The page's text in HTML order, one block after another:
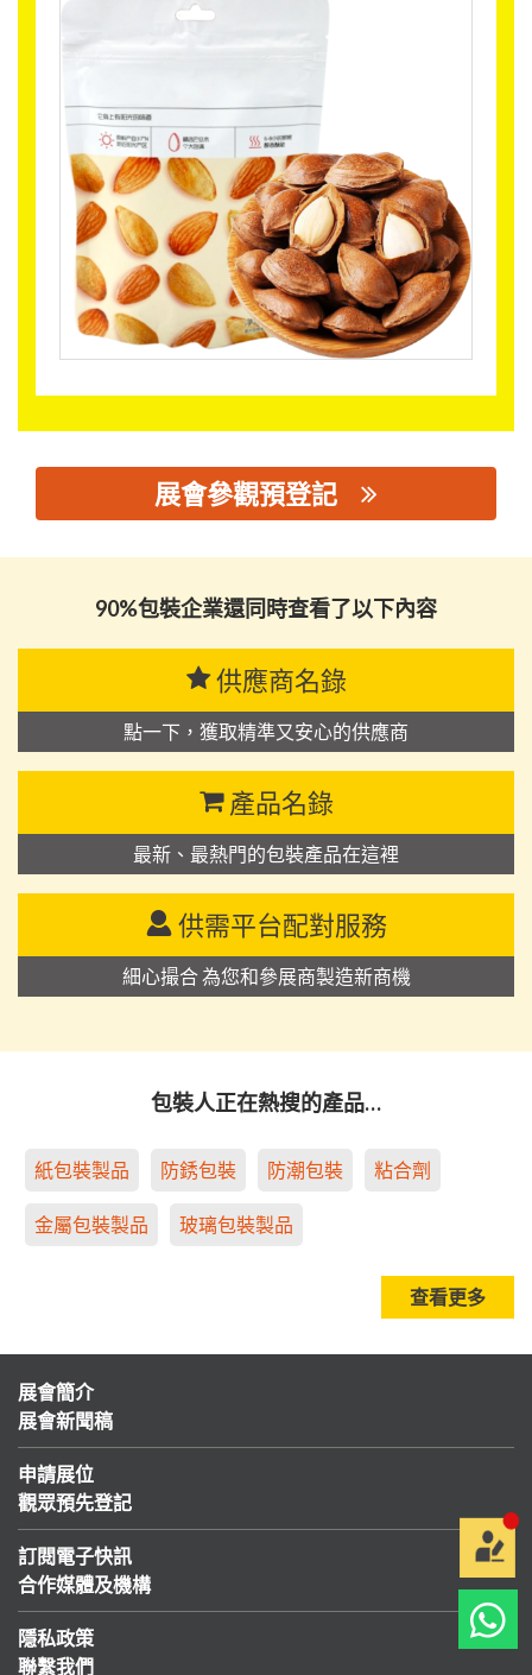
展會參觀預登記
90%包裝企業還同時查看了以下內容
供應商名錄
點一下，獲取精準又安心的供應商
產品名錄
最新、最熱門的包裝產品在這裡
供需平台配對服務
細心撮合 為您和參展商製造新商機
包裝人正在熱搜的產品…
紙包裝製品 防銹包裝 防潮包裝 粘合劑
金屬包裝製品 玻璃包裝製品
查看更多
展會簡介
展會新聞稿
申請展位
觀眾預先登記
訂閱電子快訊
合作媒體及機構
隱私政策
聯繫我們